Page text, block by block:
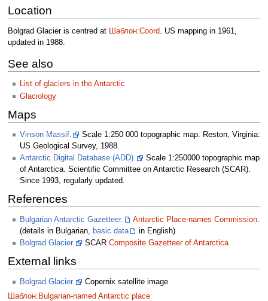
Location
Bolgrad Glacier is centred at Шаблон:Coord. US mapping in 1961,
updated in 1988.
See also
List of glaciers in the Antarctic
Glaciology
Maps
Vinson Massif.
Scale 1:250 000 topographic map. Reston, Virginia:
US Geological Survey, 1988.
Antarctic Digital Database (ADD).
Scale 1:250000 topographic map
of Antarctica. Scientific Committee on Antarctic Research (SCAR).
Since 1993, regularly updated.
References
Bulgarian Antarctic Gazetteer. Antarctic Place-names Commission.
(details in Bulgarian, basic data
in English)
Bolgrad Glacier.
SCAR Composite Gazetteer of Antarctica
External links
Bolgrad Glacier.
Copernix satellite image
Шаблон:Bulgarian-named Antarctic place